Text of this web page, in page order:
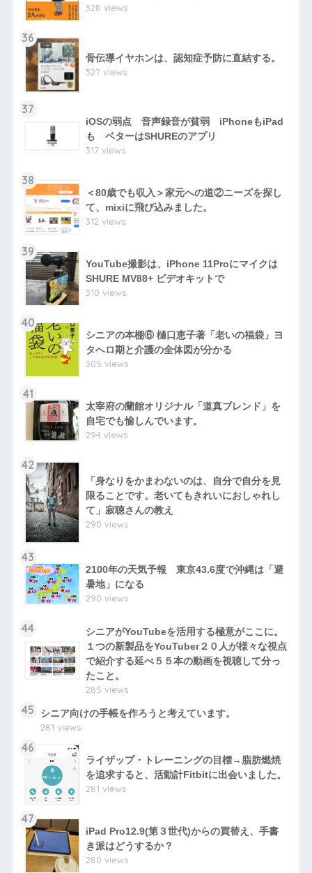
328 views
36
骨伝導イヤホンは、認知症予防に直結する。
327 views
37
iOSの弱点 音声録音が貧弱 iPhoneもiPad
も ベターはSHUREのアプリ
317 views
38
＜80歳でも収入＞家元への道②ニーズを探し
て、mixiに飛び込みました。
312 views
39
YouTube撮影は、iPhone 11Proにマイクは
SHURE MV88+ ビデオキットで
310 views
40
シニアの本棚⑥ 樋口恵子著「老いの福袋」ヨ
タへロ期と介護の全体図が分かる
305 views
41
太宰府の蘭館オリジナル「道真ブレンド」を
自宅でも愉しんでいます。
294 views
42
「身なりをかまわないのは、自分で自分を見
限ることです。老いてもきれいにおしゃれし
て」寂聴さんの教え
290 views
43
2100年の天気予報 東京43.6度で沖縄は「避
暑地」になる
290 views
44
シニアがYouTubeを活用する極意がここに。
１つの新製品をYouTuber２０人が様々な視点
で紹介する延べ５５本の動画を視聴して分っ
たこと。
285 views
45
シニア向けの手帳を作ろうと考えています。
281 views
46
ライザップ・トレーニングの目標→脂肪燃焼
を追求すると、活動計Fitbitに出会いました。
281 views
47
iPad Pro12.9(第３世代)からの買替え、手書
き派はどうするか？
280 views